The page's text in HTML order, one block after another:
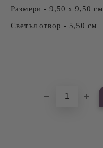
Размери - 9,50 х 9,50 см
Светъл отвор - 5,50 см